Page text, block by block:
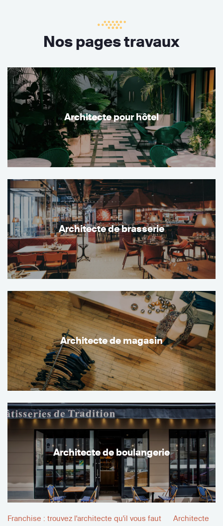
Nos pages travaux
Architecte pour hôtel
Architecte de brasserie
Architecte de magasin
Architecte de boulangerie
Franchise : trouvez l'architecte qu'il vous faut
Architecte